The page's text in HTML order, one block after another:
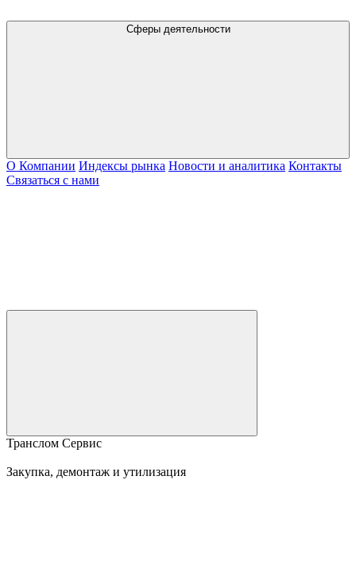
Сферы деятельности
О Компании Индексы рынка Новости и аналитика Контакты
Связаться с нами
Транслом Сервис
Закупка, демонтаж и утилизация